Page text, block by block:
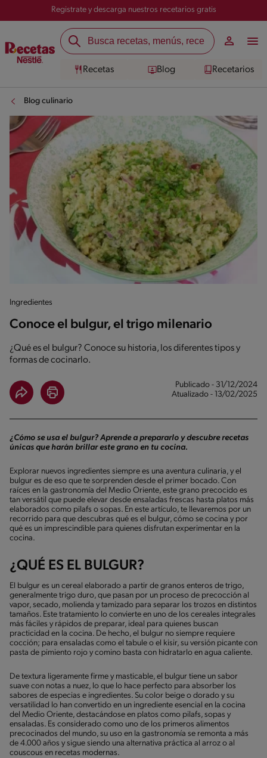
Registrate y descarga nuestros recetarios gratis
Recetas Blog Recetarios
Blog culinario
Ingredientes
Conoce el bulgur, el trigo milenario
¿Qué es el bulgur? Conoce su historia, los diferentes tipos y
formas de cocinarlo.
Publicado - 31/12/2024
Atualizado - 13/02/2025
¿Cómo se usa el bulgur? Aprende a prepararlo y descubre recetas
únicas que harán brillar este grano en tu cocina.
Explorar nuevos ingredientes siempre es una aventura culinaria, y el
bulgur es de eso que te sorprenden desde el primer bocado. Con
raíces en la gastronomía del Medio Oriente, este grano precocido es
tan versátil que puede elevar desde ensaladas frescas hasta platos más
elaborados como pilafs o sopas. En este artículo, te llevaremos por un
recorrido para que descubras qué es el bulgur, cómo se cocina y por
qué es un imprescindible para quienes disfrutan experimentar en la
cocina.
¿QUÉ ES EL BULGUR?
El bulgur es un cereal elaborado a partir de granos enteros de trigo,
generalmente trigo duro, que pasan por un proceso de precocción al
vapor, secado, molienda y tamizado para separar los trozos en distintos
tamaños. Este tratamiento lo convierte en uno de los cereales integrales
más fáciles y rápidos de preparar, ideal para quienes buscan
practicidad en la cocina. De hecho, el bulgur no siempre requiere
cocción; para ensaladas como el tabule o el kisir, su versión picante con
pasta de pimiento rojo y comino basta con hidratarlo en agua caliente.
De textura ligeramente firme y masticable, el bulgur tiene un sabor
suave con notas a nuez, lo que lo hace perfecto para absorber los
sabores de especias e ingredientes. Su color beige o dorado y su
versatilidad lo han convertido en un ingrediente esencial en la cocina
del Medio Oriente, destacándose en platos como pilafs, sopas y
ensaladas. Es considerado como uno de los primeros alimentos
precocinados del mundo, su uso en la gastronomía se remonta a más
de 4.000 años y sigue siendo una alternativa práctica al arroz o al
couscous en recetas modernas.